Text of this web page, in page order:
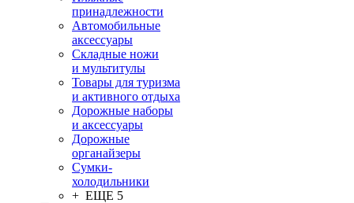
принадлежности
Автомобильные
аксессуары
Складные ножи
и мультитулы
Товары для туризма
и активного отдыха
Дорожные наборы
и аксессуары
Дорожные
органайзеры
Сумки-
холодильники
+ ЕЩЕ 5